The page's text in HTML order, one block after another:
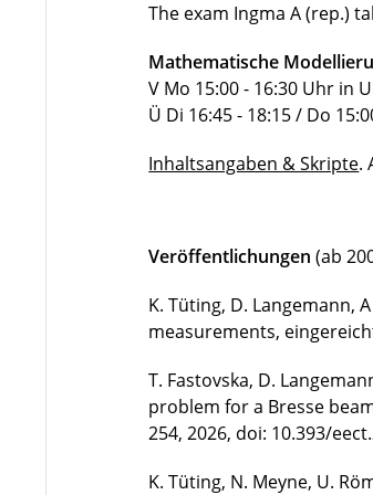
The exam Ingma A (rep.)
Mathematische
V Mo 15:00 - 16:30 Uhr in
Ü Di 16:45 - 18:15 / Do
Inhaltsangaben & Skripte.
Veröffentlichungen (ab
K. Tüting, D. Langemann,
measurements,
T. Fastovska, D.
problem for a Bresse
254, 2026, doi: 10.393/
K. Tüting, N. Meyne, U.